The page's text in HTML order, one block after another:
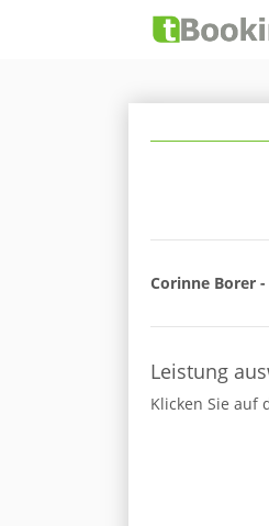
Corinne Borer -
Leistung
Klicken Sie auf